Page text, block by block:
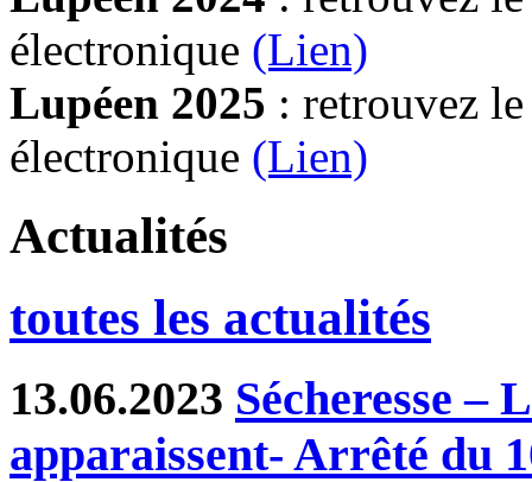
électronique (Lien)
Lupéen 2025 : retrouvez
électronique (Lien)
Actualités
toutes les actualités
13.06.2023 Sécheresse –
apparaissent- Arrêté du